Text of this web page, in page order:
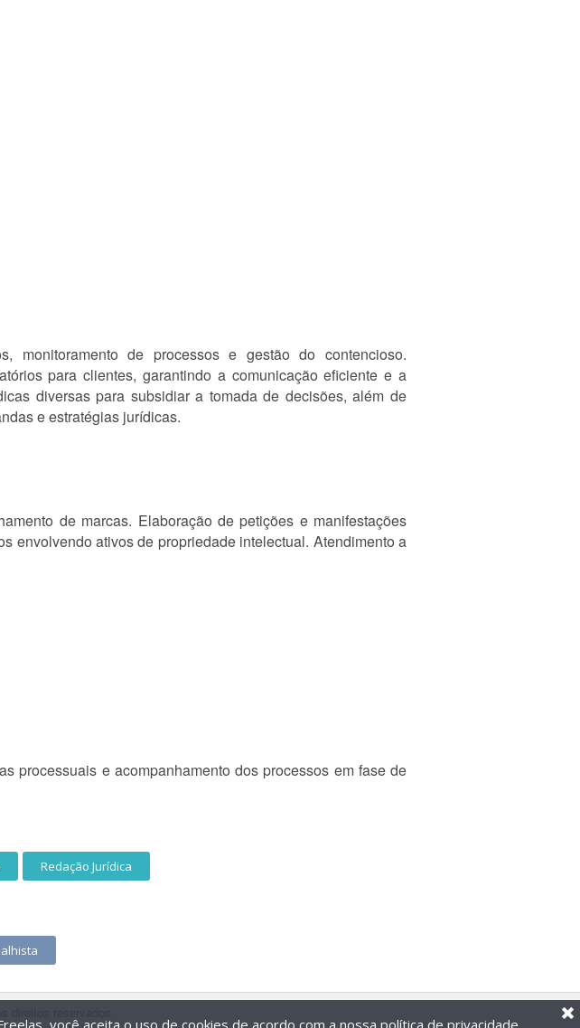
monitoramento de processos e gestão do contencioso.
para clientes, garantindo a comunicação eficiente e a
diversas para subsidiar a tomada de decisões, além de
e estratégias jurídicas.
de marcas. Elaboração de petições e manifestações
envolvendo ativos de propriedade intelectual. Atendimento a
processuais e acompanhamento dos processos em fase de
Redação Jurídica
você aceita o uso de cookies de acordo com a nossa política de privacidade